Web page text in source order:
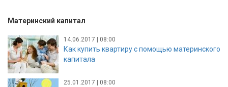
Материнский капитал
14.06.2017 | 08:00
Как купить квартиру с помощью материнского
капитала
25.01.2017 | 08:00